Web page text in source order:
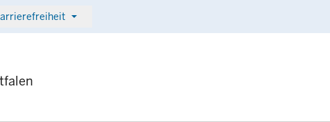
arrow_drop_down